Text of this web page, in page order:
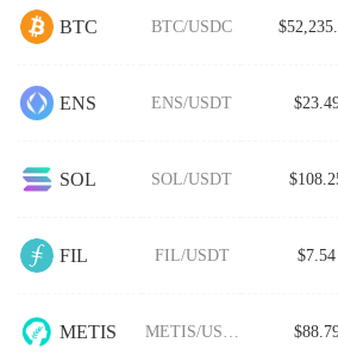
BTC BTC/USDC
ENS ENS/USDT
SOL SOL/USDT
FIL FIL/USDT $7.54
METIS METIS/USDT